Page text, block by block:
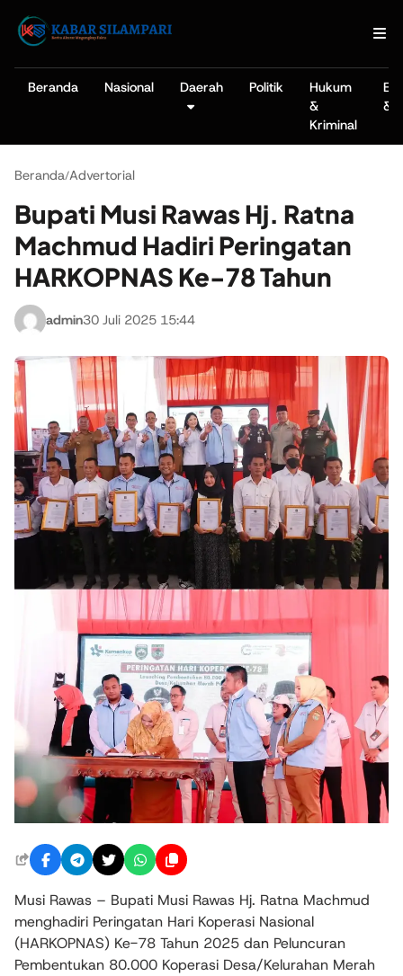
Beranda Nasional Daerah Politik
Hukum
&
Kriminal
&
Beranda/Advertorial
Bupati Musi Rawas Hj. Ratna
Machmud Hadiri Peringatan
HARKOPNAS Ke-78 Tahun
admin30 Juli 2025 15:44
Musi Rawas – Bupati Musi Rawas Hj. Ratna Machmud
menghadiri Peringatan Hari Koperasi Nasional
(HARKOPNAS) Ke-78 Tahun 2025 dan Peluncuran
Pembentukan 80.000 Koperasi Desa/Kelurahan Merah